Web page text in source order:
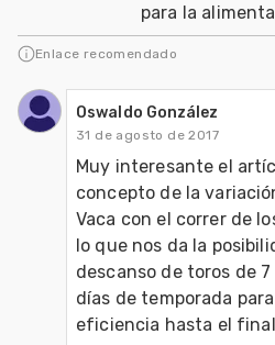
para la
agricultura
Enlace recomendado
Oswaldo González
31 de agosto de 2017
Muy interesante el
concepto de la
Vaca con el correr de
lo que nos da la
descanso de toros de
días de temporada
eficiencia hasta el